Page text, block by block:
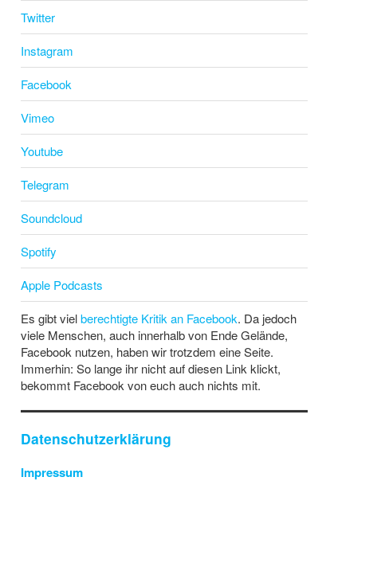
Twitter
Instagram
Facebook
Vimeo
Youtube
Telegram
Soundcloud
Spotify
Apple Podcasts
Es gibt vielberechtigte Kritik an Facebook. Da jedoch
viele Menschen, auch innerhalb von Ende Gelände,
Facebook nutzen, haben wir trotzdem eine Seite.
Immerhin: So lange ihr nicht auf diesen Link klickt,
bekommt Facebook von euch auch nichts mit.
Datenschutzerklärung
Impressum